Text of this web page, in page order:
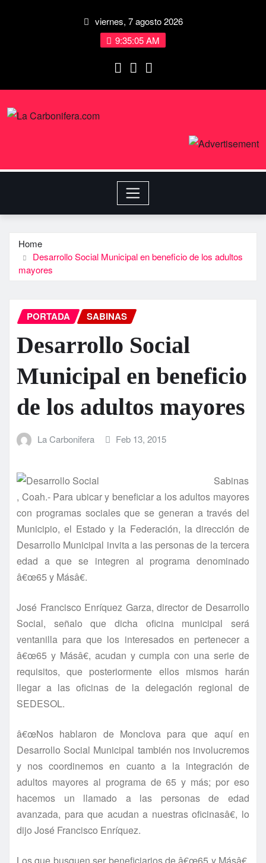
viernes, 7 agosto 2026
9:35:05 AM
Home
Desarrollo Social Municipal en beneficio de los adultos
mayores
PORTADA SABINAS
Desarrollo Social
Municipal en beneficio
de los adultos mayores
La Carbonifera Feb 13, 2015
Sabinas
, Coah.- Para ubicar y beneficiar a los adultos mayores
con programas sociales que se generan a través del
Municipio, el Estado y la Federación, la dirección de
Desarrollo Municipal invita a las personas de la tercera
edad a que se integren al programa denominado
â€œ65 y Másâ€.
José Francisco Enrí­quez Garza, director de Desarrollo
Social, señalo que dicha oficina municipal será
ventanilla para que los interesados en pertenecer a
â€œ65 y Másâ€, acudan y cumpla con una serie de
requisitos, que posteriormente ellos mismos harán
llegar a las oficinas de la delegación regional de
SEDESOL.
â€œNos hablaron de Monclova para que aquí­ en
Desarrollo Social Municipal también nos involucremos
y nos coordinemos en cuanto a la integración de
adultos mayores al programa de 65 y más; por eso
hacemos un llamado a las personas de edad
avanzada, para que acudan a nuestras oficinasâ€, lo
dijo José Francisco Enrí­quez.
Los que busquen ser beneficiarios de â€œ65 y Másâ€,